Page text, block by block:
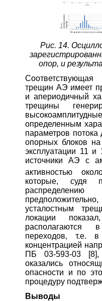
Рис. 14.
опор, и
трещин АЭ имеет
и апериодичный
трещины
определенным
параметров
опорных блоков
эксплуатации 11 и
источники АЭ с
активностью
которые, судя
усталостным
локации
располагаются
переходов, т.е.
концентрацией
ПБ 03-593-03 [8],
оказались
опасности и по
процедуру
Выводы